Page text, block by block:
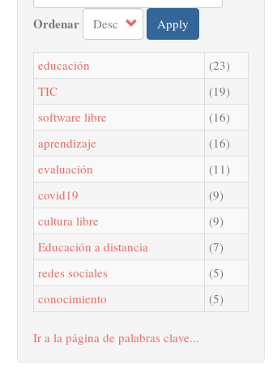
Ordenar Apply
educación
(23)
TIC
(19)
software libre
(16)
aprendizaje
(16)
evaluación
(11)
covid19
(9)
cultura libre
(9)
Educación a distancia
(7)
redes sociales
(5)
conocimiento
(5)
Ir a la página de palabras clave...